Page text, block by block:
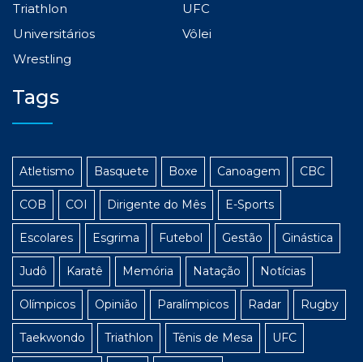
Triathlon
UFC
Universitários
Vôlei
Wrestling
Tags
Atletismo Basquete Boxe Canoagem CBC
COB COI Dirigente do Mês E-Sports
Escolares Esgrima Futebol Gestão Ginástica
Judô Karatê Memória Natação Notícias
Olímpicos Opinião Paralímpicos Radar Rugby
Taekwondo Triathlon Tênis de Mesa UFC